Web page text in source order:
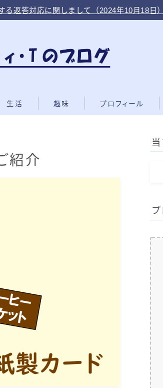
る返答対応に関しまして（2024年10月18日）
生活 趣味 プロフィール
紹介